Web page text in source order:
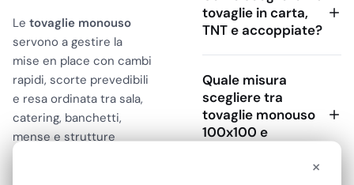
Le tovaglie monouso
servono a gestire la
mise en place con cambi
rapidi, scorte prevedibili
e resa ordinata tra sala,
catering, banchetti,
mense e strutture
tovaglie in carta,
TNT e accoppiate?
Quale misura
scegliere tra
tovaglie monouso
100x100 e
×